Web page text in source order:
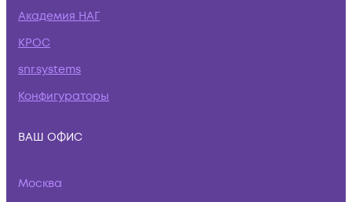
Академия НАГ
КРОС
snr.systems
Конфигураторы
ВАШ ОФИС
Москва